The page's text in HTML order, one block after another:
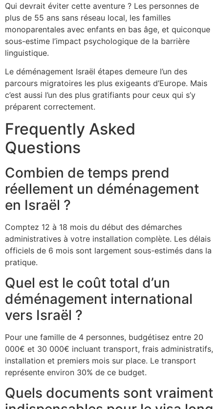
Qui devrait éviter cette aventure ? Les personnes de
plus de 55 ans sans réseau local, les familles
monoparentales avec enfants en bas âge, et quiconque
sous-estime l’impact psychologique de la barrière
linguistique.
Le déménagement Israël étapes demeure l’un des
parcours migratoires les plus exigeants d’Europe. Mais
c’est aussi l’un des plus gratifiants pour ceux qui s’y
préparent correctement.
Frequently Asked
Questions
Combien de temps prend
réellement un déménagement
en Israël ?
Comptez 12 à 18 mois du début des démarches
administratives à votre installation complète. Les délais
officiels de 6 mois sont largement sous-estimés dans la
pratique.
Quel est le coût total d’un
déménagement international
vers Israël ?
Pour une famille de 4 personnes, budgétisez entre 20
000€ et 30 000€ incluant transport, frais administratifs,
installation et premiers mois sur place. Le transport
représente environ 30% de ce budget.
Quels documents sont vraiment